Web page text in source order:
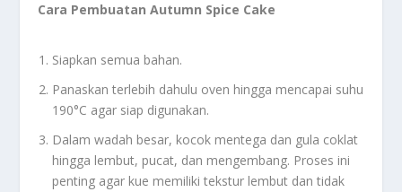
Cara Pembuatan Autumn Spice Cake
Siapkan semua bahan.
Panaskan terlebih dahulu oven hingga mencapai suhu
190°C agar siap digunakan.
Dalam wadah besar, kocok mentega dan gula coklat
hingga lembut, pucat, dan mengembang. Proses ini
penting agar kue memiliki tekstur lembut dan tidak